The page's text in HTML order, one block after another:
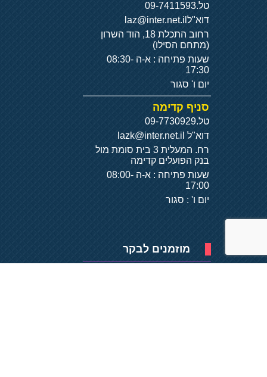
טל.09-7411593
דוא"ל laz@inter.net.il
רחוב התכלת 18, הוד השרון
(מתחם הסילו)
שעות פתיחה : א-ה 08:30-
17:30
יום ו' סגור
סניף קדימה
טל.09-7730929
דוא"ל
רח. המעלית 3 בית סומת מול
בנק הפועלים קדימה
שעות פתיחה : א-ה 08:00-
17:00
יום ו' : סגור
מוזמנים לבקר